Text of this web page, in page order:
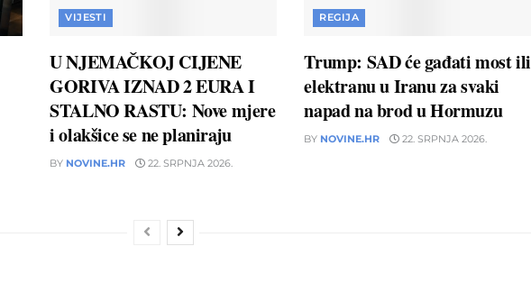
VIJESTI
U NJEMAČKOJ CIJENE
GORIVA IZNAD 2 EURA I
STALNO RASTU: Nove mjere
i olakšice se ne planiraju
BY NOVINE.HR 22. SRPNJA 2026.
REGIJA
Trump: SAD će gađati most ili
elektranu u Iranu za svaki
napad na brod u Hormuzu
BY NOVINE.HR 22. SRPNJA 2026.